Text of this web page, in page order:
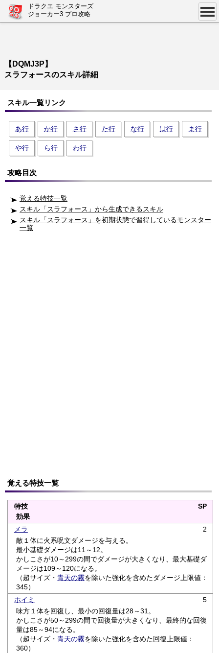
ドラクエ モンスターズ
ジョーカー3 プロ攻略
【DQMJ3P】
スラフォースのスキル詳細
スキル一覧リンク
あ行 か行 さ行 た行 な行 は行 ま行
や行 ら行 わ行
攻略目次
覚える特技一覧
スキル「スラフォース」から生成できるスキル
スキル「スラフォース」を初期状態で習得しているモンスター
一覧
覚える特技一覧
特技
SP
効果
メラ
2
敵１体に火系呪文ダメージを与える。
最小基礎ダメージは11～12。
かしこさが10～299の間でダメージが大きくなり、最大基礎ダ
メージは109～120になる。
（超サイズ・青天の霧を除いた強化を含めたダメージ上限値：
345）
ホイミ
5
味方１体を回復し、最小の回復量は28～31。
かしこさが50～299の間で回復量が大きくなり、最終的な回復
量は85～94になる。
（超サイズ・青天の霧を除いた強化を含めた回復上限値：
360）